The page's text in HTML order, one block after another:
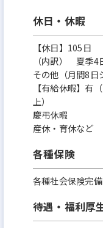
休日・休暇
【休日】105日
（内訳） 夏季
その他（月間8日
【有給休暇】有
上）
慶弔休暇
産休・育休など
各種保険
各種社会保険完備
待遇・福利厚